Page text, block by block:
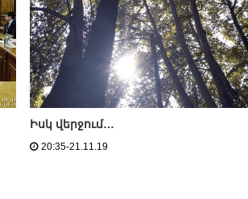
Իսկ վերջում…
20:35-21.11.19